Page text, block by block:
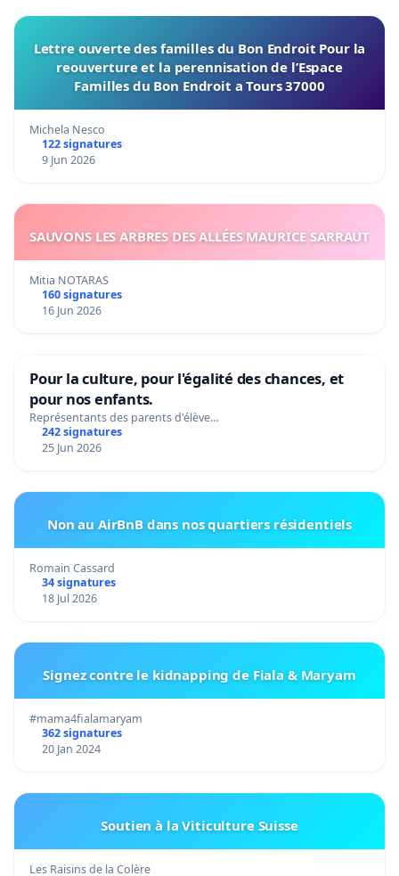
Lettre ouverte des familles du Bon Endroit Pour la
reouverture et la perennisation de l’Espace
Familles du Bon Endroit a Tours 37000
Michela Nesco
122 signatures
9 Jun 2026
SAUVONS LES ARBRES DES ALLÉES MAURICE SARRAUT
Mitia NOTARAS
160 signatures
16 Jun 2026
Pour la culture, pour l'égalité des chances, et
pour nos enfants.
Représentants des parents d'élève…
242 signatures
25 Jun 2026
Non au AirBnB dans nos quartiers résidentiels
Romain Cassard
34 signatures
18 Jul 2026
Signez contre le kidnapping de Fiala & Maryam
#mama4fialamaryam
362 signatures
20 Jan 2024
Soutien à la Viticulture Suisse
Les Raisins de la Colère